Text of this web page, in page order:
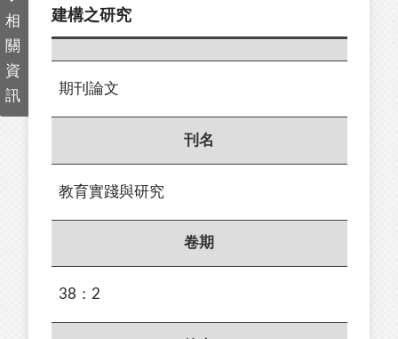
相
關
資
訊
建構之研究
期刊論文
刊名
教育實踐與研究
卷期
38：2